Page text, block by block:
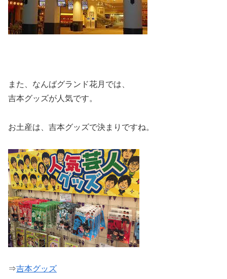
また、なんばグランド花月では、
吉本グッズが人気です。
お土産は、吉本グッズで決まりですね。
⇒吉本グッズ